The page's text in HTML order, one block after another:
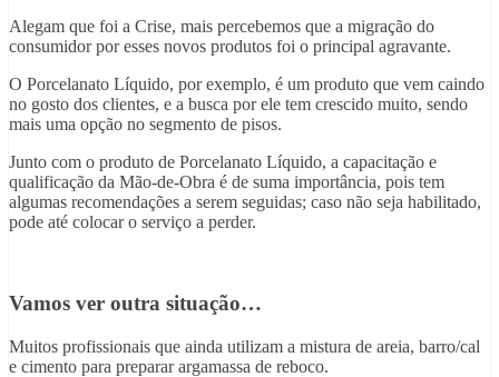
Alegam que foi a Crise, mais percebemos que a migração do
consumidor por esses novos produtos foi o principal agravante.
O Porcelanato Líquido, por exemplo, é um produto que vem caindo
no gosto dos clientes, e a busca por ele tem crescido muito, sendo
mais uma opção no segmento de pisos.
Junto com o produto de Porcelanato Líquido, a capacitação e
qualificação da Mão-de-Obra é de suma importância, pois tem
algumas recomendações a serem seguidas; caso não seja habilitado,
pode até colocar o serviço a perder.
Vamos ver outra situação…
Muitos profissionais que ainda utilizam a mistura de areia, barro/cal
e cimento para preparar argamassa de reboco.